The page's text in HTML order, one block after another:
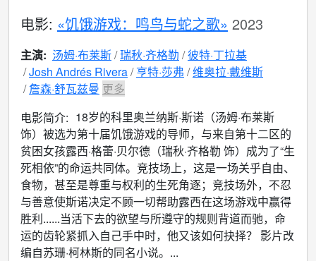
电影: «饥饿游戏：鸣鸟与蛇之歌» 2023
主演: 汤姆·布莱斯 瑞秋·齐格勒 彼特·丁拉基
Josh Andrés Rivera 亨特·莎弗 维奥拉·戴维斯
詹森·舒瓦兹曼 更多
电影简介: 18岁的科里奥兰纳斯·斯诺（汤姆·布莱斯
饰）被选为第十届饥饿游戏的导师，与来自第十二区的
贫困女孩露西·格蕾·贝尔德（瑞秋·齐格勒 饰）成为了“生
死相依”的命运共同体。竞技场上，这是一场关乎自由、
食物，甚至是尊重与权利的生死角逐；竞技场外，不忍
与善意使斯诺决定不顾一切帮助露西在这场游戏中赢得
胜利......当活下去的欲望与所遵守的规则背道而驰，命
运的齿轮紧抓入自己手中时，他又该如何抉择？ 影片改
编自苏珊·柯林斯的同名小说。...